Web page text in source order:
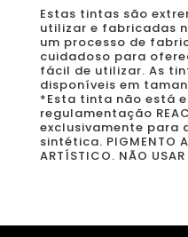
Estas tintas são
utilizar e fabricadas
um processo de
cuidadoso para
fácil de utilizar. As
disponíveis em
*Esta tinta não está
regulamentação
exclusivamente para
sintética. PIGMENTO
ARTÍSTICO. NÃO USAR